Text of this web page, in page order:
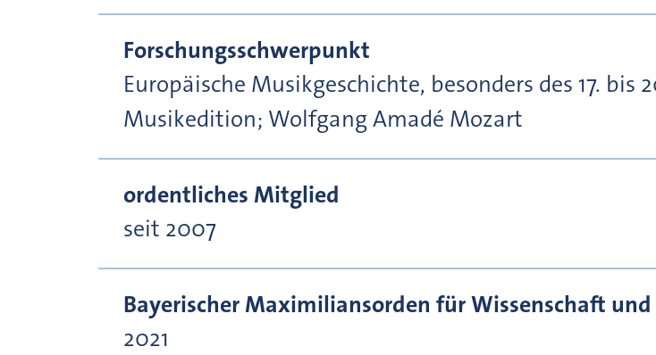
Forschungsschwerpunkt
Europäische Musikgeschichte, besonders des 17.
Musikedition; Wolfgang Amadé Mozart
ordentliches Mitglied
seit 2007
Bayerischer Maximiliansorden für Wissenschaft
2021